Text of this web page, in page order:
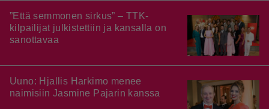
”Että semmonen sirkus” – TTK-
kilpailijat julkistettiin ja kansalla on
sanottavaa
Uuno: Hjallis Harkimo menee
naimisiin Jasmine Pajarin kanssa